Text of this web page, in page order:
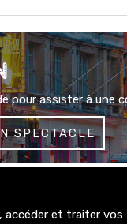
pour assister à une
SPECTACLE
1500+
accéder et traiter vos